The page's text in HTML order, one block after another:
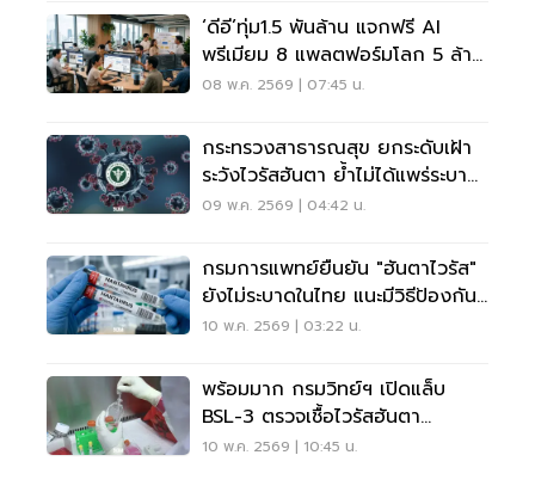
‘ดีอี’ทุ่ม1.5 พันล้าน แจกฟรี AI
พรีเมียม 8 แพลตฟอร์มโลก 5 ล้าน
สิทธิ์
08 พ.ค. 2569 | 07:45 น.
กระทรวงสาธารณสุข ยกระดับเฝ้า
ระวังไวรัสฮันตา ย้ำไม่ได้แพร่ระบาด
ง่าย
09 พ.ค. 2569 | 04:42 น.
กรมการแพทย์ยืนยัน "ฮันตาไวรัส"
ยังไม่ระบาดในไทย แนะมีวิธีป้องกัน
ได้
10 พ.ค. 2569 | 03:22 น.
พร้อมมาก กรมวิทย์ฯ เปิดแล็บ
BSL-3 ตรวจเชื้อไวรัสฮันตา
Hantavirus
10 พ.ค. 2569 | 10:45 น.